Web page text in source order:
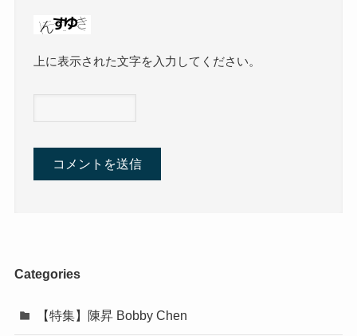
上に表示された文字を入力してください。
Categories
【特集】陳昇 Bobby Chen